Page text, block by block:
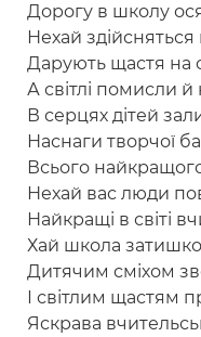
Дорогу в школу
Нехай здійсняться
Дарують щастя на
А світлі помисли й
В серцях дітей
Наснаги творчої
Всього
Нехай вас люди
Найкращі в світі
Хай школа
Дитячим сміхом
І світлим щастям
Яскрава